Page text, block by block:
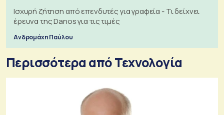
Ισχυρή ζήτηση από επενδυτές για γραφεία - Τι δείχνει
έρευνα της Danos για τις τιμές
Ανδρομάχη Παύλου
Περισσότερα από Τεχνολογία